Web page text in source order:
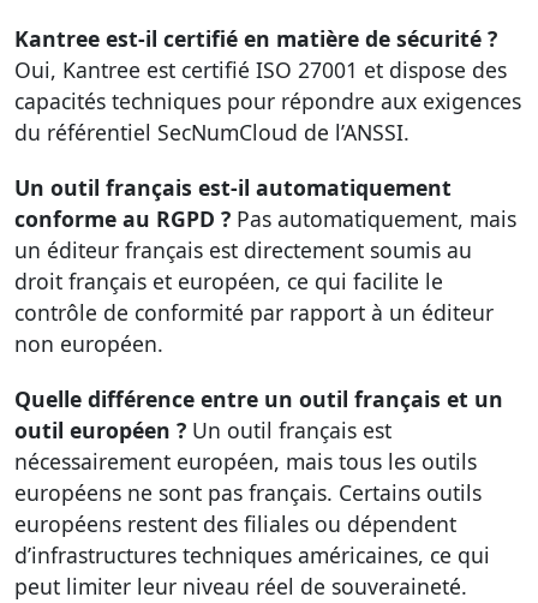
Kantree est-il certifié en matière de sécurité ?
Oui, Kantree est certifié ISO 27001 et dispose des
capacités techniques pour répondre aux exigences
du référentiel SecNumCloud de l’ANSSI.
Un outil français est-il automatiquement
conforme au RGPD ? Pas automatiquement, mais
un éditeur français est directement soumis au
droit français et européen, ce qui facilite le
contrôle de conformité par rapport à un éditeur
non européen.
Quelle différence entre un outil français et un
outil européen ? Un outil français est
nécessairement européen, mais tous les outils
européens ne sont pas français. Certains outils
européens restent des filiales ou dépendent
d’infrastructures techniques américaines, ce qui
peut limiter leur niveau réel de souveraineté.